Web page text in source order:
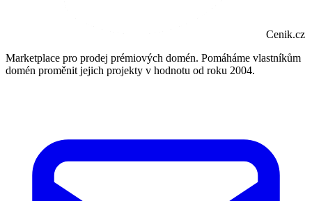
Cenik.cz
Marketplace pro prodej prémiových domén. Pomáháme vlastníkům
domén proměnit jejich projekty v hodnotu od roku 2004.